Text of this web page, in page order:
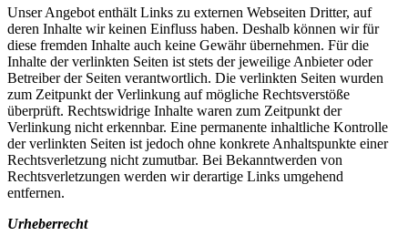
Unser Angebot enthält Links zu externen Webseiten Dritter, auf
deren Inhalte wir keinen Einfluss haben. Deshalb können wir für
diese fremden Inhalte auch keine Gewähr übernehmen. Für die
Inhalte der verlinkten Seiten ist stets der jeweilige Anbieter oder
Betreiber der Seiten verantwortlich. Die verlinkten Seiten wurden
zum Zeitpunkt der Verlinkung auf mögliche Rechtsverstöße
überprüft. Rechtswidrige Inhalte waren zum Zeitpunkt der
Verlinkung nicht erkennbar. Eine permanente inhaltliche Kontrolle
der verlinkten Seiten ist jedoch ohne konkrete Anhaltspunkte einer
Rechtsverletzung nicht zumutbar. Bei Bekanntwerden von
Rechtsverletzungen werden wir derartige Links umgehend
entfernen.
Urheberrecht